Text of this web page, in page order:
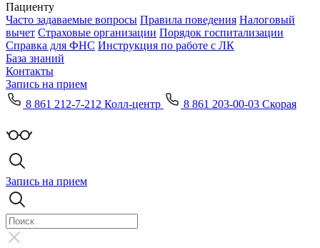
Пациенту
Часто задаваемые вопросы Правила поведения Налоговый
вычет Страховые организации Порядок госпитализации
Справка для ФНС Инструкция по работе с ЛК
База знаний
Контакты
Запись на прием
8 861 212-7-212 Колл-центр
8 861 203-00-03 Скорая
Запись на прием